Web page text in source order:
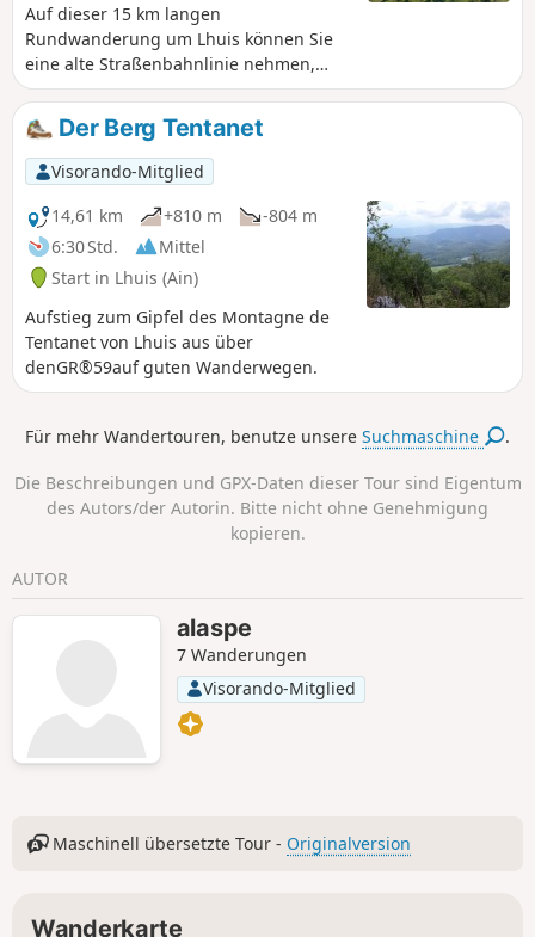
Auf dieser 15 km langen
Rundwanderung um Lhuis können Sie
eine alte Straßenbahnlinie nehmen,
einen schönen Teich überblicken,
typischen Bächen folgen, eine Quelle
beobachten und ein Geröllfeld
durchqueren. Mehrere Aussichtspunkte
auf die Rhône und ihr Tal, auf das
Kernkraftwerk Creys oder auch auf den
Berg Tentanet machen diese
Wanderung sehr attraktiv.
Der Berg Tentanet
Visorando-Mitglied
14,61 km
+810 m
-804 m
6:30 Std.
Mittel
Start in Lhuis (Ain)
Aufstieg zum Gipfel des Montagne de
Tentanet von Lhuis aus über
denGR®59auf guten Wanderwegen.
Für mehr Wandertouren, benutze unsereSuchmaschine .
Die Beschreibungen und GPX-Daten dieser Tour sind Eigentum
des Autors/der Autorin. Bitte nicht ohne Genehmigung
kopieren.
AUTOR
alaspe
7 Wanderungen
Visorando-Mitglied
Maschinell übersetzte Tour - Originalversion
Wanderkarte